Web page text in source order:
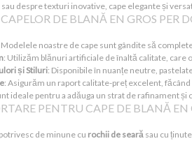
despre texturi inovative, cape elegante și
DE BLANĂ EN GROS PER
Modelele noastre de cape sunt gândite să
: Utilizăm blănuri artificiale de înaltă calitate, care
și Stiluri: Disponibile în nuanțe neutre,
: Asigurăm un raport calitate-preț excelent,
ideale pentru a adăuga un strat de rafinament
PENTRU CAPE DE BLANĂ EN
de minune cu rochii de seară sau cu